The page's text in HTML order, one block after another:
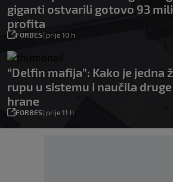
giganti ostvarili gotovo 93
profita
FORBES| prije 10 h
“Delfin mafija”: Kako je jedna
rupu u sistemu i naučila
hrane
FORBES| prije 11 h